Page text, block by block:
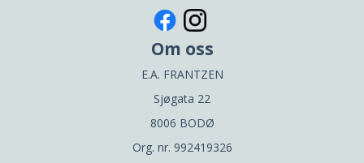
Om oss
E.A. FRANTZEN
Sjøgata 22
8006 BODØ
Org. nr. 992419326